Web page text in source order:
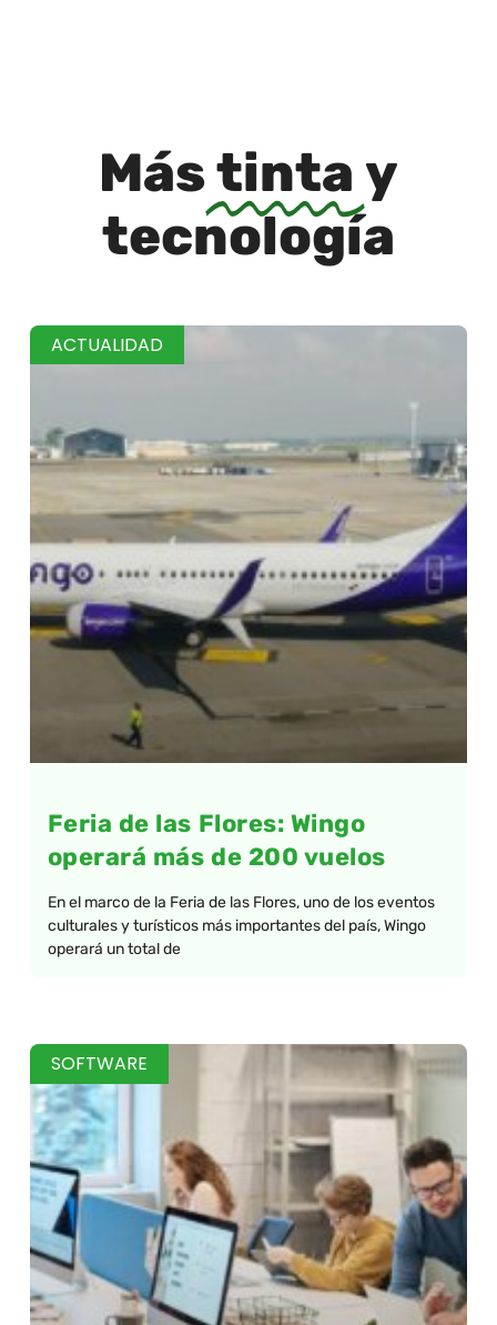
Mástinta y
tecnología
ACTUALIDAD
Feria de las Flores: Wingo
operará más de 200 vuelos
En el marco de la Feria de las Flores, uno de los eventos
culturales y turísticos más importantes del país, Wingo
operará un total de
SOFTWARE